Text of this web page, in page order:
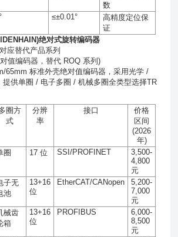
数
≤±0.01°
高精度定位保
证
绝对式旋转编码器
应替代产品系列
值编码器，替代 ROQ 系列)
65mm 标准外壳绝对值编码器，采用光学 /
提供单圈 / 电子多圈 / 机械多圈全类型选择TR
圈方
式
分辨
率
接口
价格
区间
(2026
年)
圈 17位 SSI/PROFINET
3,500-
4,800
元
子无
池
13+16
位
EtherCAT/CANopen
5,200-
7,000
元
械齿
箱
13+16
位
PROFIBUS
6,000-
8,500
元